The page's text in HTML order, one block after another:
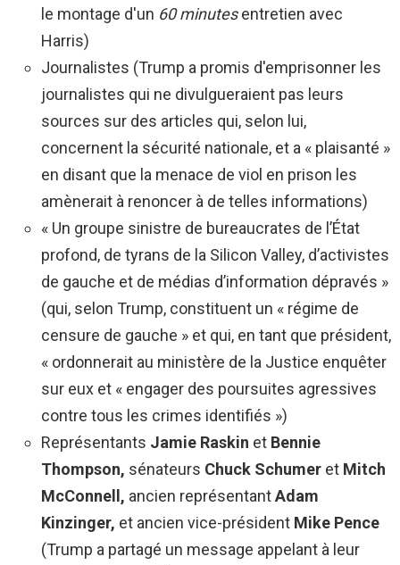
le montage d'un 60 minutesentretien avec
Harris)
Journalistes (Trump a promis d'emprisonner les
journalistes qui ne divulgueraient pas leurs
sources sur des articles qui, selon lui,
concernent la sécurité nationale, et a « plaisanté »
en disant que la menace de viol en prison les
amènerait à renoncer à de telles informations)
« Un groupe sinistre de bureaucrates de l’État
profond, de tyrans de la Silicon Valley, d’activistes
de gauche et de médias d’information dépravés »
(qui, selon Trump, constituent un « régime de
censure de gauche » et qui, en tant que président,
« ordonnerait au ministère de la Justice enquêter
sur eux et « engager des poursuites agressives
contre tous les crimes identifiés »)
Représentants Jamie Raskin et Bennie
Thompson, sénateurs Chuck Schumer et Mitch
McConnell, ancien représentantAdam
Kinzinger, et ancien vice-président Mike Pence
(Trump a partagé un message appelant à leur